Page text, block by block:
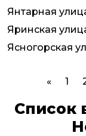
Янтарная
Яринская
Ясногорская
« 1
Список